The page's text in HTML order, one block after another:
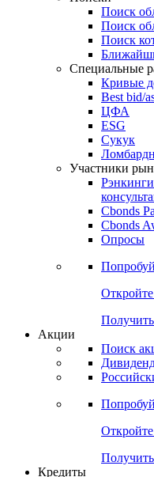
Облигации
Поиски
Поиск
Поиск
Поиск
Специальные
Кривые
Best bid/
ЦФА
ESG
Сукук
Участники
Рэнкинги
Cbonds
Опросы
Откройте
Поиск